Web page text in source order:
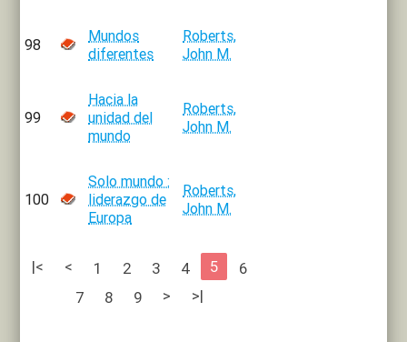
98
Mundos
diferentes
Roberts,
John M.
99
Hacia la
unidad del
mundo
Roberts,
John M.
100
Solo mundo :
liderazgo de
Europa
Roberts,
John M.
|< < 1 2 3 4 5
6
7
8 9 > >|